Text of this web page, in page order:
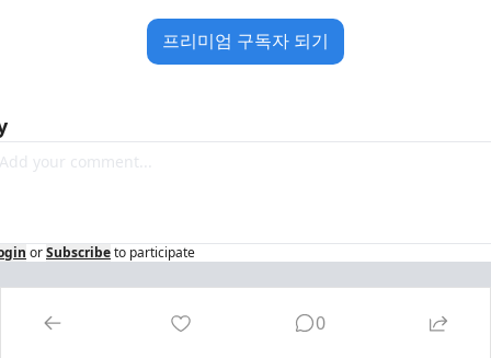
프리미엄 구독자 되기
orSubscribeto participate
0